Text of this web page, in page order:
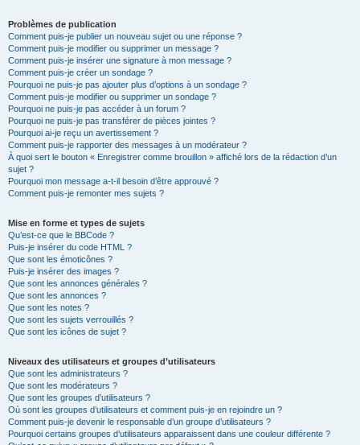
Problèmes de publication
Comment puis-je publier un nouveau sujet ou une réponse ?
Comment puis-je modifier ou supprimer un message ?
Comment puis-je insérer une signature à mon message ?
Comment puis-je créer un sondage ?
Pourquoi ne puis-je pas ajouter plus d’options à un sondage ?
Comment puis-je modifier ou supprimer un sondage ?
Pourquoi ne puis-je pas accéder à un forum ?
Pourquoi ne puis-je pas transférer de pièces jointes ?
Pourquoi ai-je reçu un avertissement ?
Comment puis-je rapporter des messages à un modérateur ?
À quoi sert le bouton « Enregistrer comme brouillon » affiché lors de la rédaction d’un
sujet ?
Pourquoi mon message a-t-il besoin d’être approuvé ?
Comment puis-je remonter mes sujets ?
Mise en forme et types de sujets
Qu’est-ce que le BBCode ?
Puis-je insérer du code HTML ?
Que sont les émoticônes ?
Puis-je insérer des images ?
Que sont les annonces générales ?
Que sont les annonces ?
Que sont les notes ?
Que sont les sujets verrouillés ?
Que sont les icônes de sujet ?
Niveaux des utilisateurs et groupes d’utilisateurs
Que sont les administrateurs ?
Que sont les modérateurs ?
Que sont les groupes d’utilisateurs ?
Où sont les groupes d’utilisateurs et comment puis-je en rejoindre un ?
Comment puis-je devenir le responsable d’un groupe d’utilisateurs ?
Pourquoi certains groupes d’utilisateurs apparaissent dans une couleur différente ?